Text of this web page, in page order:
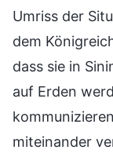
Umriss der
dem
dass sie in
auf Erden
miteinander